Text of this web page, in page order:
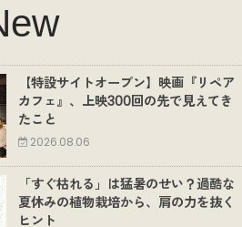
【特設サイトオープン】映画『リペア
カフェ』、上映300回の先で見えてき
たこと
2026.08.06
「すぐ枯れる」は猛暑のせい？過酷な
夏休みの植物栽培から、肩の力を抜く
ヒント